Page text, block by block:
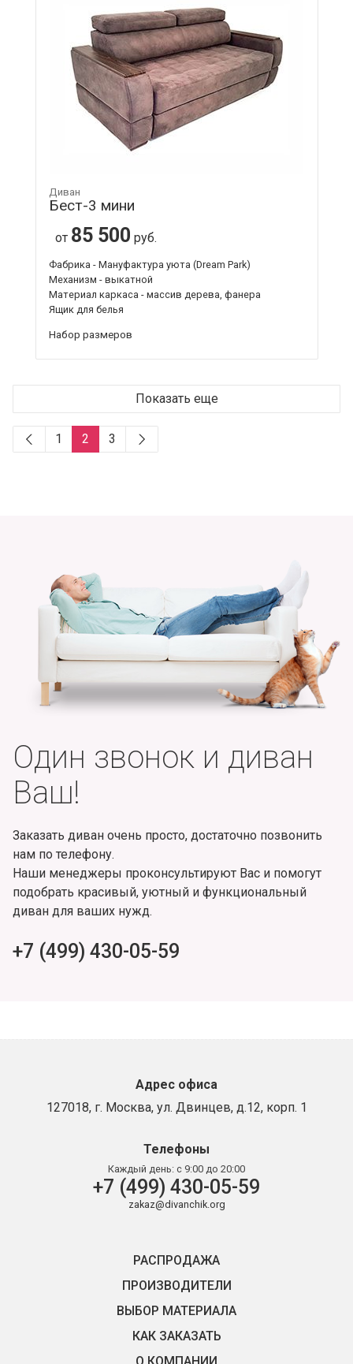
Диван
Бест-3 мини
от 85 500 руб.
Фабрика - Мануфактура уюта (Dream Park)
Механизм - выкатной
Материал каркаса - массив дерева, фанера
Ящик для белья
Набор размеров
Показать еще
1 2 3
Один звонок и диван
Ваш!
Заказать диван очень просто, достаточно позвонить
нам по телефону.
Наши менеджеры проконсультируют Вас и помогут
подобрать красивый, уютный и функциональный
диван для ваших нужд.
+7 (499) 430-05-59
Адрес офиса
127018, г. Москва, ул. Двинцев, д.12, корп. 1
Телефоны
Каждый день: с 9:00 до 20:00
+7 (499) 430-05-59
zakaz@divanchik.org
РАСПРОДАЖА
ПРОИЗВОДИТЕЛИ
ВЫБОР МАТЕРИАЛА
КАК ЗАКАЗАТЬ